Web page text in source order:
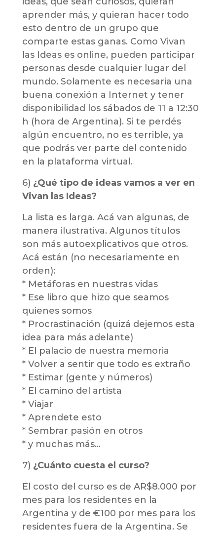
aprender más, y quieran hacer todo
esto dentro de un grupo que
comparte estas ganas. Como Vivan
las Ideas es online, pueden participar
personas desde cualquier lugar del
mundo. Solamente es necesaria una
buena conexión a Internet y tener
disponibilidad los sábados de 11 a 12:30
h (hora de Argentina). Si te perdés
algún encuentro, no es terrible, ya
que podrás ver parte del contenido
en la plataforma virtual.
6) ¿Qué tipo de ideas vamos a ver en
Vivan las Ideas?
La lista es larga. Acá van algunas, de
manera ilustrativa. Algunos títulos
son más autoexplicativos que otros.
Acá están (no necesariamente en
orden):
* Metáforas en nuestras vidas
* Ese libro que hizo que seamos
quienes somos
* Procrastinación (quizá dejemos esta
idea para más adelante)
* El palacio de nuestra memoria
* Volver a sentir que todo es extraño
* Estimar (gente y números)
* El camino del artista
* Viajar
* Aprendete esto
* Sembrar pasión en otros
* y muchas más…
7) ¿Cuánto cuesta el curso?
El costo del curso es de AR$8.000 por
mes para los residentes en la
Argentina y de €100 por mes para los
residentes fuera de la Argentina. Se